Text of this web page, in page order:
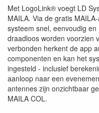
Met LogoLink® voegt LD
MAILA. Via de gratis
systeem snel, eenvoudig
draadloos worden voorzien
verbonden herkent de app
componenten en kan het
ingesteld - inclusief
aanloop naar een
antennes zijn onzichtbaar
MAILA COL.